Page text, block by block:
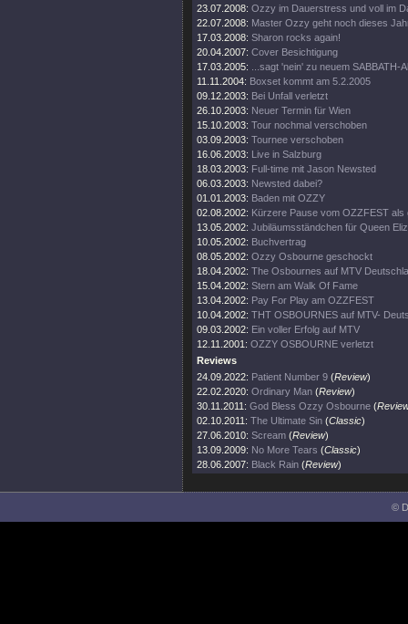
23.07.2008: Ozzy im Dauerstress und voll im
22.07.2008: Master Ozzy geht noch dieses
17.03.2008: Sharon rocks again!
20.04.2007: Cover Besichtigung
17.03.2005:
...sagt 'nein' zu neuem SABBATH-
11.11.2004: Boxset kommt am 5.2.2005
09.12.2003: Bei Unfall verletzt
26.10.2003: Neuer Termin für Wien
15.10.2003: Tour nochmal verschoben
03.09.2003: Tournee verschoben
16.06.2003: Live in Salzburg
18.03.2003: Full-time mit Jason Newsted
06.03.2003: Newsted dabei?
01.01.2003: Baden mit OZZY
02.08.2002: Kürzere Pause vom OZZFEST als
13.05.2002: Jubiläumsständchen für Queen
10.05.2002: Buchvertrag
08.05.2002: Ozzy Osbourne geschockt
18.04.2002: The Osbournes auf MTV
15.04.2002: Stern am Walk Of Fame
13.04.2002: Pay For Play am OZZFEST
10.04.2002: THT OSBOURNES auf MTV-
09.03.2002: Ein voller Erfolg auf MTV
12.11.2001: OZZY OSBOURNE verletzt
Reviews
24.09.2022: Patient Number 9 (Review)
22.02.2020: Ordinary Man (Review)
30.11.2011: God Bless Ozzy Osbourne (
02.10.2011: The Ultimate Sin (Classic)
27.06.2010: Scream (Review)
13.09.2009: No More Tears (Classic)
28.06.2007: Black Rain (Review)
©